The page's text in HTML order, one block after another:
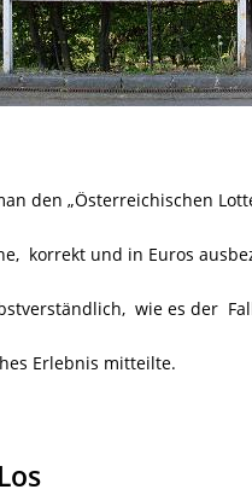
den „Österreichischen
korrekt und in Euros
wie es der
Erlebnis mitteilte.